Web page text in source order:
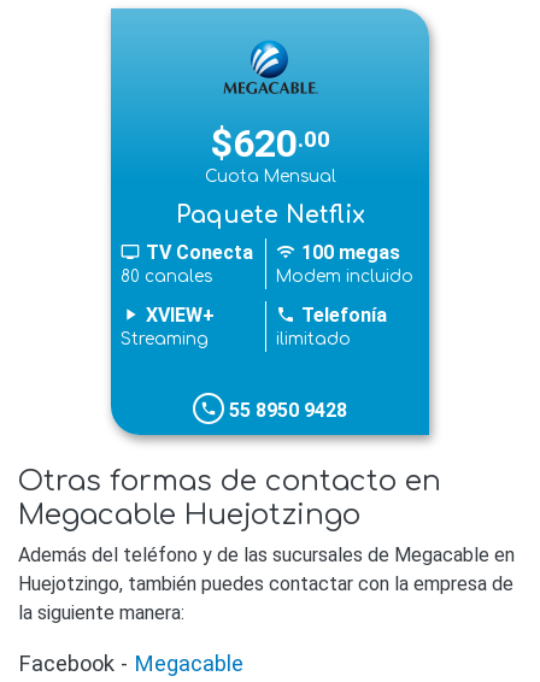
$620.00
Cuota Mensual
Paquete Netflix
tv TV Conecta
80 canales
wifi 100 megas
Modem incluido
play_arrow XVIEW+
Streaming
phone Telefonía
ilimitado
phone 55 8950 9428
Otras formas de contacto en
Megacable Huejotzingo
Además del teléfono y de las sucursales de Megacable en
Huejotzingo, también puedes contactar con la empresa de
la siguiente manera:
Facebook - Megacable